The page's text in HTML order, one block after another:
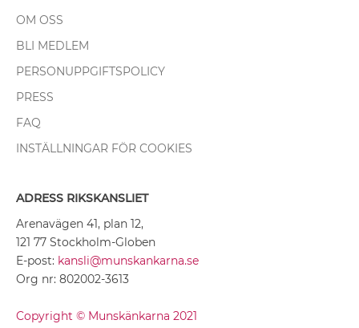
OM OSS
BLI MEDLEM
PERSONUPPGIFTSPOLICY
PRESS
FAQ
INSTÄLLNINGAR FÖR COOKIES
ADRESS RIKSKANSLIET
Arenavägen 41, plan 12,
121 77 Stockholm-Globen
E-post: kansli@munskankarna.se
Org nr: 802002-3613
Copyright © Munskänkarna 2021